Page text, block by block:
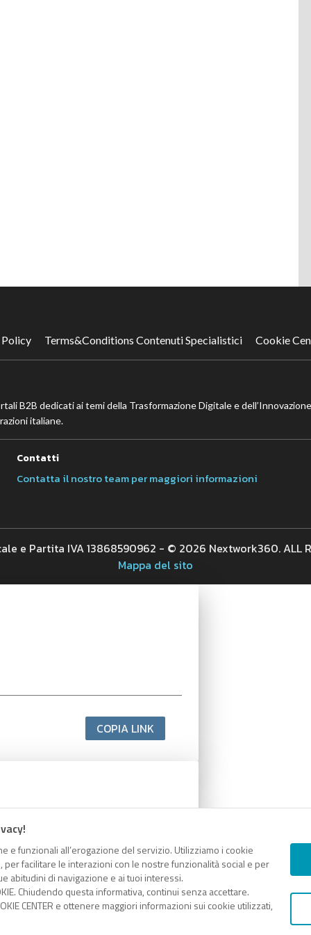
e funzionali all’erogazione del servizio. Utilizziamo i cookie
facilitare le interazioni con le nostre funzionalità social e per
abitudini di navigazione e ai tuoi interessi.
Chiudendo questa informativa, continui senza accettare.
CENTER e ottenere maggiori informazioni sui cookie utilizzati,
Terms&Conditions Contenuti Specialistici Cookie
B2B dedicati ai temi della Trasformazione Digitale e
italiane.
Contatti
Contatta il nostro team per maggiori informazioni
e Partita IVA 13868590962 - © 2026 Nextwork360. ALL
Mappa del sito
COPIA LINK
COPIA LINK